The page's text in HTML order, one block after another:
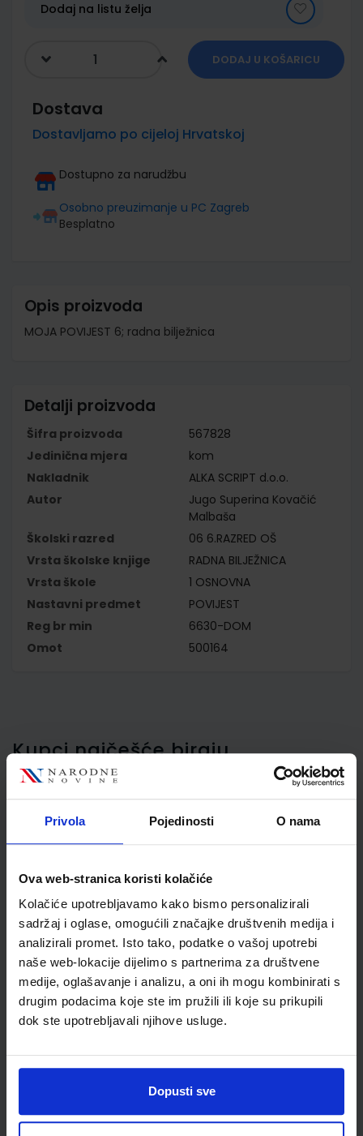
Privola Pojedinosti O nama
Ova web-stranica koristi kolačiće
Kolačiće upotrebljavamo kako bismo personalizirali
sadržaj i oglase, omogućili značajke društvenih medija i
analizirali promet. Isto tako, podatke o vašoj upotrebi
naše web-lokacije dijelimo s partnerima za društvene
medije, oglašavanje i analizu, a oni ih mogu kombinirati s
drugim podacima koje ste im pružili ili koje su prikupili
dok ste upotrebljavali njihove usluge.
Dopusti sve
galleryDodaj na listu želja
DODAJ U KOŠARICU
Dostava
Dostavljamo po cijeloj Hrvatskoj
Dostupno za narudžbu
Osobno preuzimanje u PC Zagreb
Besplatno
Opis proizvoda
MOJA POVIJEST 6; radna bilježnica
Detalji proizvoda
Šifra proizvoda
567828
Jedinična mjera
kom
Nakladnik
ALKA SCRIPT d.o.o.
Autor
Jugo Superina Kovačić
Malbaša
Školski razred
06 6.RAZRED OŠ
Vrsta školske knjige
RADNA BILJEŽNICA
Vrsta škole
1 OSNOVNA
Nastavni predmet
POVIJEST
Reg br min
6630-DOM
Omot
500164
Kupci najčešće biraju..
Omot PVC za školske
433x304; tip 164